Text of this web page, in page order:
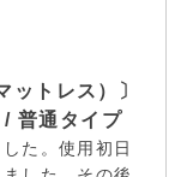
ットレス）〕
普通タイプ
た。使用初日